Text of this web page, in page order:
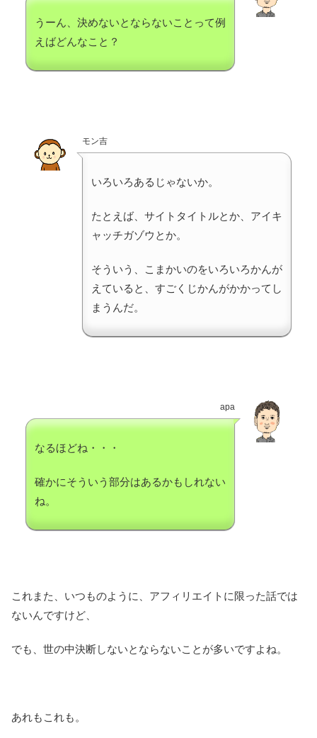
うーん、決めないとならないことって例
えばどんなこと？
モン吉
いろいろあるじゃないか。
たとえば、サイトタイトルとか、アイキ
ャッチガゾウとか。
そういう、こまかいのをいろいろかんが
えていると、すごくじかんがかかってし
まうんだ。
apa
なるほどね・・・
確かにそういう部分はあるかもしれない
ね。
これまた、いつものように、アフィリエイトに限った話では
ないんですけど、
でも、世の中決断しないとならないことが多いですよね。
あれもこれも。